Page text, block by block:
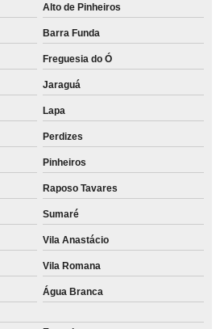
Alto de Pinheiros
Barra Funda
Freguesia do Ó
Jaraguá
Lapa
Perdizes
Pinheiros
Raposo Tavares
Sumaré
Vila Anastácio
Vila Romana
Água Branca